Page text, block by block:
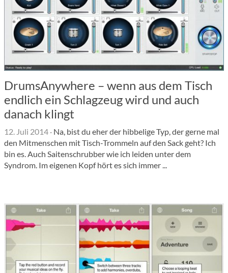
DrumsAnywhere – wenn aus dem Tisch
endlich ein Schlagzeug wird und auch
danach klingt
12. Juli 2014 · Na, bist du eher der hibbelige Typ, der gerne mal
den Mitmenschen mit Tisch-Trommeln auf den Sack geht? Ich
bin es. Auch Saitenschrubber wie ich leiden unter dem
Syndrom. Im eigenen Kopf hört es sich immer ...